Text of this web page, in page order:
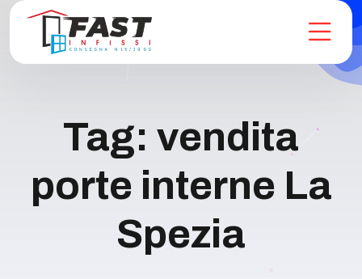
Tag: vendita
porte interne La
Spezia